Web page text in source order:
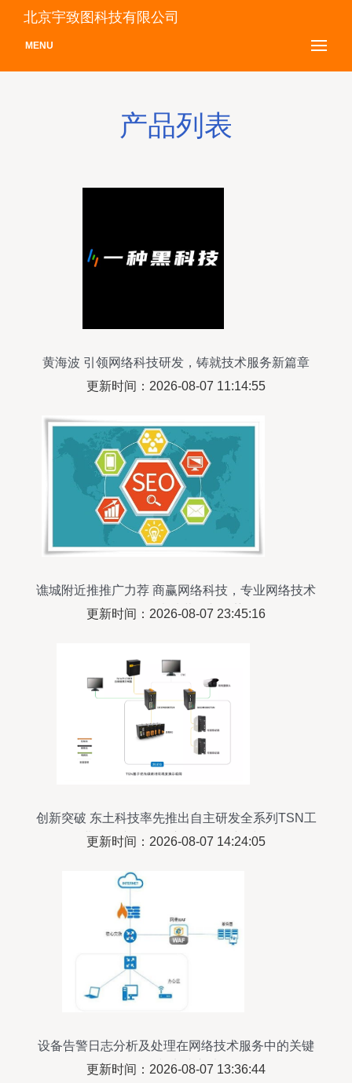
北京宇致图科技有限公司
MENU
产品列表
黄海波 引领网络科技研发，铸就技术服务新篇章
更新时间：2026-08-07 11:14:55
谯城附近推推广力荐 商赢网络科技，专业网络技术
服务引领本地营销新趋势
更新时间：2026-08-07 23:45:16
创新突破 东土科技率先推出自主研发全系列TSN工
业网络产品，开启智能互联新时代
更新时间：2026-08-07 14:24:05
设备告警日志分析及处理在网络技术服务中的关键
作用与实践方法
更新时间：2026-08-07 13:36:44